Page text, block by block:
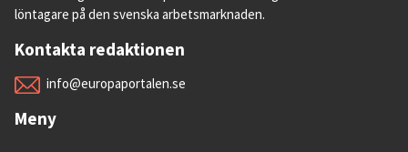
löntagare på den svenska arbetsmarknaden.
Kontakta redaktionen
info@europaportalen.se
Meny